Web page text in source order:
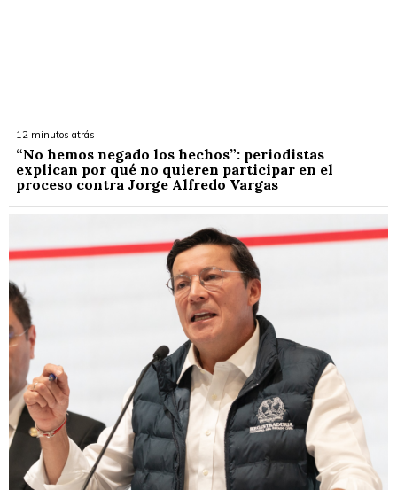
12 minutos atrás
“No hemos negado los hechos”: periodistas
explican por qué no quieren participar en el
proceso contra Jorge Alfredo Vargas